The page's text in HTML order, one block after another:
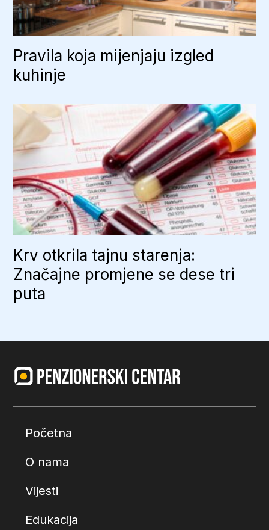
Pravila koja mijenjaju izgled
kuhinje
Krv otkrila tajnu starenja:
Značajne promjene se dese tri
puta
Početna
O nama
Vijesti
Edukacija